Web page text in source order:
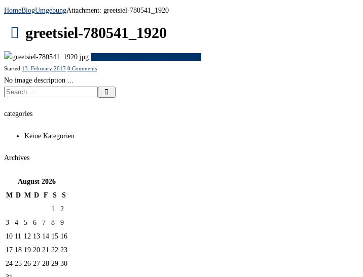
HomeBlogUmgebungAttachment: greetsiel-780541_1920
greetsiel-780541_1920
Started 13. February 2017 0 Comments
No image description ...
categories
Keine Kategorien
Archives
August 2026
M D M D F S
S
1
2
3
4 5 6 7 8
9
10 11 12 13 14 15 16
17 18 19 20 21 22 23
24 25 26 27 28 29 30